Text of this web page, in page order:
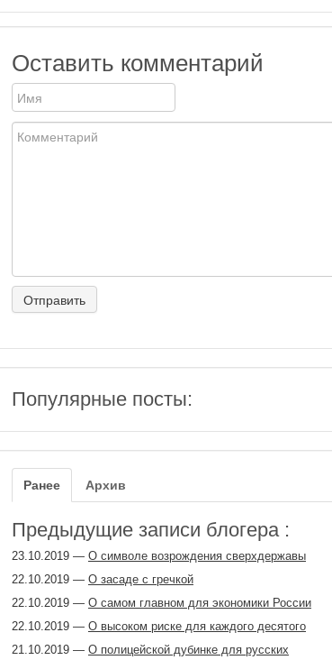
Оставить комментарий
Популярные посты:
Ранее Архив
Предыдущие записи блогера :
23.10.2019 — О символе возрождения сверхдержавы
22.10.2019 — О засаде с гречкой
22.10.2019 — О самом главном для экономики России
22.10.2019 — О высоком риске для каждого десятого
21.10.2019 — О полицейской дубинке для русских